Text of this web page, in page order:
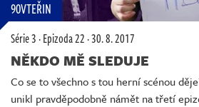
90VTEŘIN
Série 3·Epizoda 22·30. 8. 2017
NĚKDO MĚ SLEDUJE
Co se to všechno s tou herní scénou
unikl pravděpodobně námět na třetí